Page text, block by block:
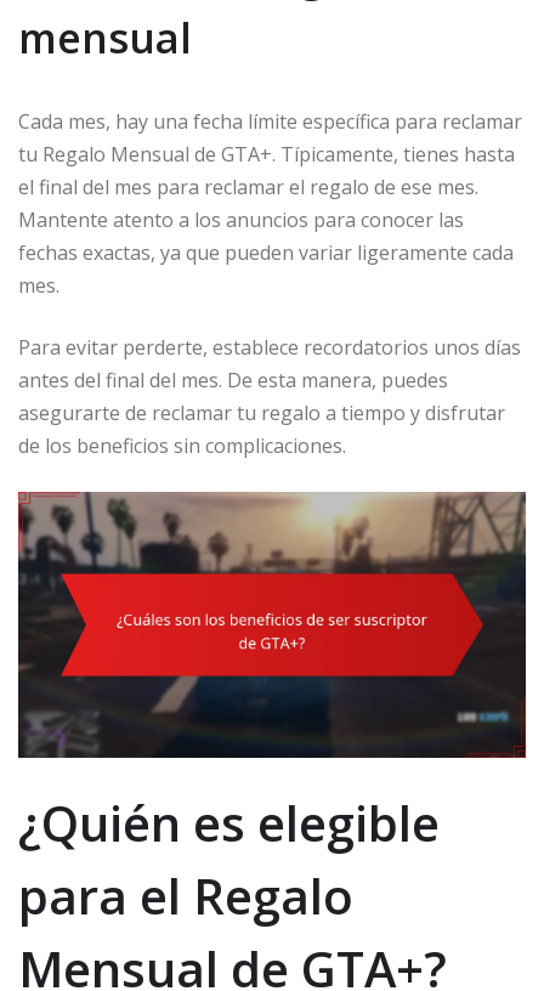
mensual
Cada mes, hay una fecha límite específica para reclamar
tu Regalo Mensual de GTA+. Típicamente, tienes hasta
el final del mes para reclamar el regalo de ese mes.
Mantente atento a los anuncios para conocer las
fechas exactas, ya que pueden variar ligeramente cada
mes.
Para evitar perderte, establece recordatorios unos días
antes del final del mes. De esta manera, puedes
asegurarte de reclamar tu regalo a tiempo y disfrutar
de los beneficios sin complicaciones.
¿Quién es elegible
para el Regalo
Mensual de GTA+?